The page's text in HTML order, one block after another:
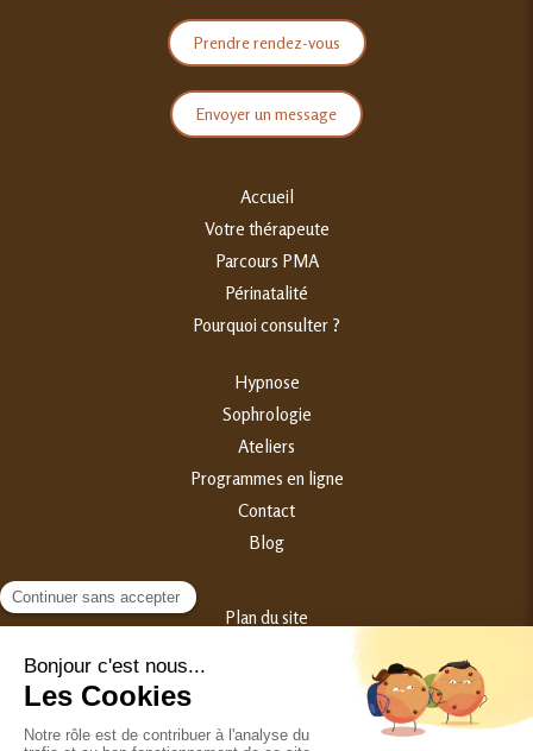
Prendre rendez-vous
Envoyer un message
Accueil
Votre thérapeute
Parcours PMA
Périnatalité
Pourquoi consulter ?
Hypnose
Sophrologie
Ateliers
Programmes en ligne
Contact
Blog
Plan du site
©2023 Samantha Broggini - Hypnothérapeute Périnatalité